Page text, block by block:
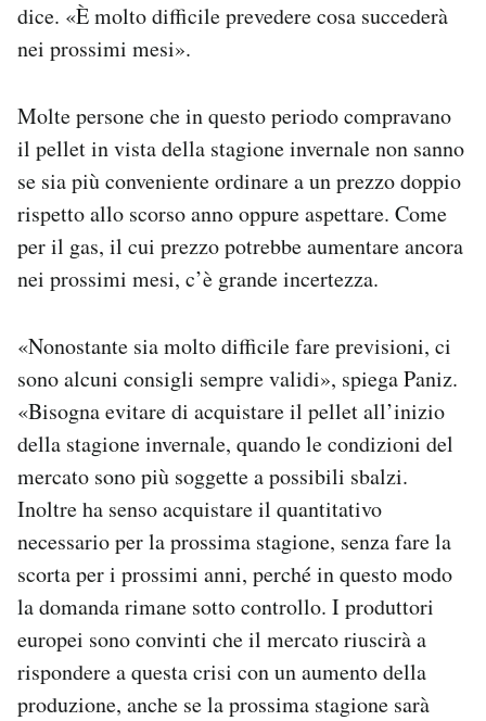
dice. «È molto difficile prevedere cosa succederà
nei prossimi mesi».
Molte persone che in questo periodo compravano
il pellet in vista della stagione invernale non sanno
se sia più conveniente ordinare a un prezzo doppio
rispetto allo scorso anno oppure aspettare. Come
per il gas, il cui prezzo potrebbe aumentare ancora
nei prossimi mesi, c’è grande incertezza.
«Nonostante sia molto difficile fare previsioni, ci
sono alcuni consigli sempre validi», spiega Paniz.
«Bisogna evitare di acquistare il pellet all’inizio
della stagione invernale, quando le condizioni del
mercato sono più soggette a possibili sbalzi.
Inoltre ha senso acquistare il quantitativo
necessario per la prossima stagione, senza fare la
scorta per i prossimi anni, perché in questo modo
la domanda rimane sotto controllo. I produttori
europei sono convinti che il mercato riuscirà a
rispondere a questa crisi con un aumento della
produzione, anche se la prossima stagione sarà